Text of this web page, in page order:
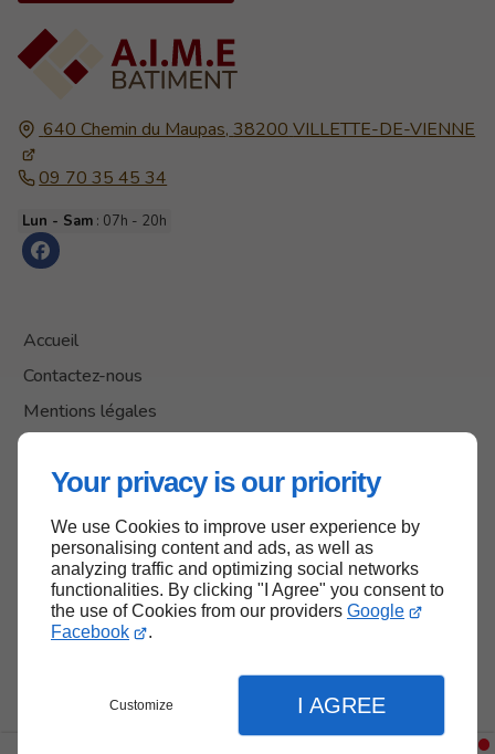
Your privacy is our priority
We use Cookies to improve user experience by
personalising content and ads, as well as
analyzing traffic and optimizing social networks
functionalities. By clicking "I Agree" you consent to
the use of Cookies from our providers Google
Facebook
.
Customize I AGREE
640 Chemin du Maupas, 38200 VILLETTE-DE-VIENNE
09 70 35 45 34
Lun - Sam : 07h - 20h
Accueil
Contactez-nous
Mentions légales
Haut de page